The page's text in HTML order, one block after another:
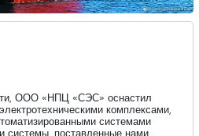
ООО «НПЦ «СЭС» оснастил
комплексами,
системами